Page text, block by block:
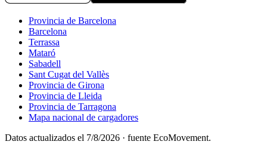
Provincia de Barcelona
Barcelona
Terrassa
Mataró
Sabadell
Sant Cugat del Vallès
Provincia de Girona
Provincia de Lleida
Provincia de Tarragona
Mapa nacional de cargadores
Datos actualizados el 7/8/2026 · fuente EcoMovement.